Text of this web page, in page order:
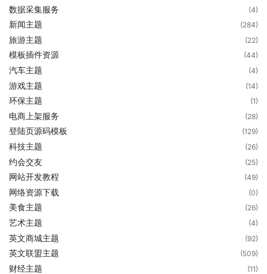
数据采集服务 (4)
新闻主题 (284)
旅游主题 (22)
模板插件资源 (44)
汽车主题 (4)
游戏主题 (14)
环保主题 (1)
电商上架服务 (28)
登陆页源码模板 (129)
科技主题 (26)
约会交友 (25)
网站开发教程 (49)
网络资源下载 (0)
美食主题 (26)
艺术主题 (4)
英文商城主题 (92)
英文联盟主题 (509)
财经主题 (11)